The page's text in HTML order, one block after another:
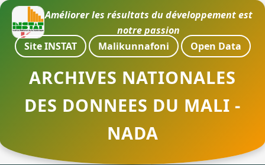
Améliorer les résultats du développement est
notre passion
Site INSTAT
Malikunnafoni Open Data
ARCHIVES NATIONALES
DES DONNEES DU MALI -
NADA